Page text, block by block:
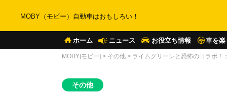
MOBY（モビー）自動車はおもしろい！
ホーム ニュース お役立ち情報 車を楽
MOBY[モビー] > その他 > ライムグリーンと恐怖のコラボ！
その他